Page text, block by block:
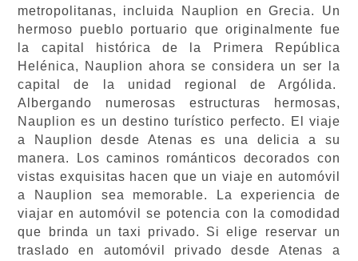
metropolitanas, incluida Nauplion en Grecia. Un
hermoso pueblo portuario que originalmente fue
la capital histórica de la Primera República
Helénica, Nauplion ahora se considera un ser la
capital de la unidad regional de Argólida.
Albergando numerosas estructuras hermosas,
Nauplion es un destino turístico perfecto. El viaje
a Nauplion desde Atenas es una delicia a su
manera. Los caminos románticos decorados con
vistas exquisitas hacen que un viaje en automóvil
a Nauplion sea memorable. La experiencia de
viajar en automóvil se potencia con la comodidad
que brinda un taxi privado. Si elige reservar un
traslado en automóvil privado desde Atenas a